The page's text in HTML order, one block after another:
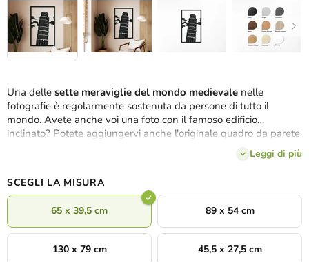
Una delle sette meraviglie del mondo medievale nelle
fotografie è regolarmente sostenuta da persone di tutto il
mondo. Avete anche voi una foto con il famoso edificio
inclinato? Potete aggiungervi anche l'originale quadro da parete
. Il vostro
tesoro toscano del XII
nella Piazza del Duomo, che fa parte del patrimonio culturale
dell'
Leggi di più
SCEGLI LA MISURA
65 x 39,5 cm 89 x 54 cm
130 x 79 cm 45,5 x 27,5 cm